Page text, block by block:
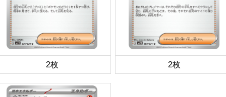
2枚 2枚